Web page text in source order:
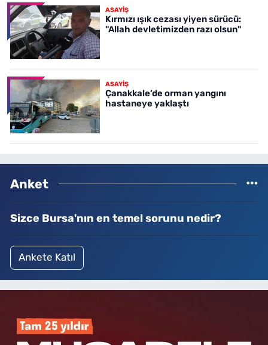
ASAYİŞ
Kırmızı ışık cezası yiyen sürücü:
"Allah devletimizden razı olsun"
ASAYİŞ
Çanakkale’de orman yangını
hastaneye yaklaştı
Anket
Sizce Bursa'nın en temel sorunu nedir?
Ankete Katıl